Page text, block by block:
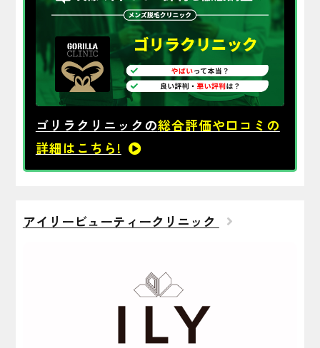
ゴリラクリニックの総合評価や口コミの
詳細はこちら!
アイリービューティークリニック